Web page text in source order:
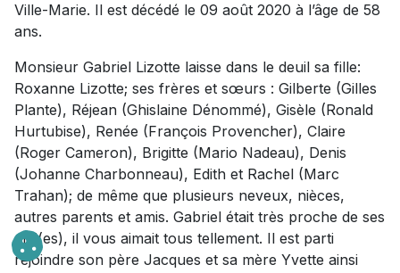
Ville-Marie. Il est décédé le 09 août 2020 à l’âge de 58
ans.
Monsieur Gabriel Lizotte laisse dans le deuil sa fille:
Roxanne Lizotte; ses frères et sœurs : Gilberte (Gilles
Plante), Réjean (Ghislaine Dénommé), Gisèle (Ronald
Hurtubise), Renée (François Provencher), Claire
(Roger Cameron), Brigitte (Mario Nadeau), Denis
(Johanne Charbonneau), Edith et Rachel (Marc
Trahan); de même que plusieurs neveux, nièces,
autres parents et amis. Gabriel était très proche de ses
ami(es), il vous aimait tous tellement. Il est parti
rejoindre son père Jacques et sa mère Yvette ainsi